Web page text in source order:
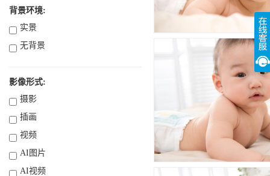
背景环境:
实景
无背景
影像形式:
摄影
插画
视频
AI图片
AI视频